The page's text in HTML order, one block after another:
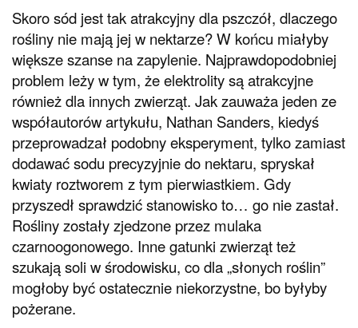
Skoro sód jest tak atrakcyjny dla pszczół, dlaczego
rośliny nie mają jej w nektarze? W końcu miałyby
większe szanse na zapylenie. Najprawdopodobniej
problem leży w tym, że elektrolity są atrakcyjne
również dla innych zwierząt. Jak zauważa jeden ze
współautorów artykułu, Nathan Sanders, kiedyś
przeprowadzał podobny eksperyment, tylko zamiast
dodawać sodu precyzyjnie do nektaru, spryskał
kwiaty roztworem z tym pierwiastkiem. Gdy
przyszedł sprawdzić stanowisko to… go nie zastał.
Rośliny zostały zjedzone przez mulaka
czarnoogonowego. Inne gatunki zwierząt też
szukają soli w środowisku, co dla „słonych roślin”
mogłoby być ostatecznie niekorzystne, bo byłyby
pożerane.